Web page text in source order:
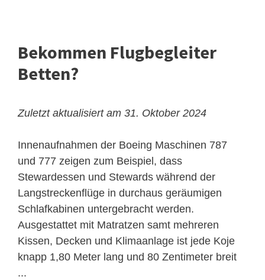
Bekommen Flugbegleiter
Betten?
Zuletzt aktualisiert am 31. Oktober 2024
Innenaufnahmen der Boeing Maschinen 787
und 777 zeigen zum Beispiel, dass
Stewardessen und Stewards während der
Langstreckenflüge in durchaus geräumigen
Schlafkabinen untergebracht werden.
Ausgestattet mit Matratzen samt mehreren
Kissen, Decken und Klimaanlage ist jede Koje
knapp 1,80 Meter lang und 80 Zentimeter breit
...